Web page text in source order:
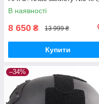
PASGT+Сертифікат
В наявності
8 650 ₴ 13 999 ₴
Купити
–34%